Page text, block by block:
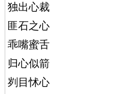
独出心裁
匪石之心
乖嘴蜜舌
归心似箭
刿目怵心